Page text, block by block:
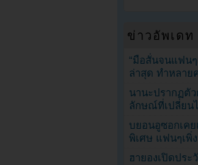
ข่าวอัพเดท
“มือสั่นจนแฟนๆ
ล่าสุด ทำหลาย
นานะปรากฏตั
ลักษณ์ที่เปลี่ยน
บยอนอูซอกเคย
พิเศษ แฟนๆเพิ่
ฮายองเปิดปร